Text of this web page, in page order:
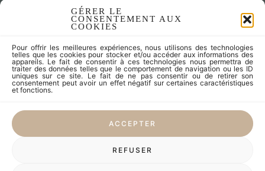
GÉRER LE
CONSENTEMENT AUX
COOKIES
Pour offrir les meilleures expériences, nous utilisons des technologies
telles que les cookies pour stocker et/ou accéder aux informations des
appareils. Le fait de consentir à ces technologies nous permettra de
traiter des données telles que le comportement de navigation ou les ID
uniques sur ce site. Le fait de ne pas consentir ou de retirer son
consentement peut avoir un effet négatif sur certaines caractéristiques
et fonctions.
ACCEPTER
REFUSER
Nos Produits Upcycling
Articles zéro déchet
Fleurs séchées
Lampes
Meubles
Objets
Univers de l'enfant
Vaisselle